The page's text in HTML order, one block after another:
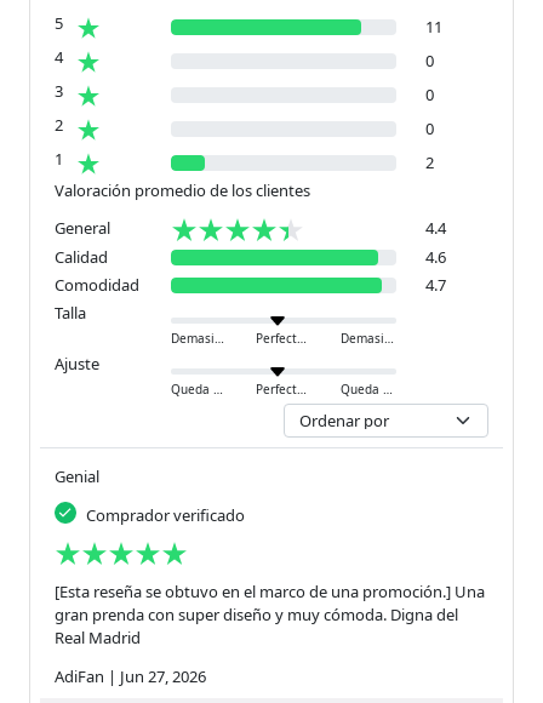
5
11
4
0
3
0
2
0
1
2
Valoración promedio de los clientes
General
4.4
Calidad
4.6
Comodidad
4.7
Talla
Demasiado pequeño Perfecto Demasiado grande
Ajuste
Queda ajustado Perfecto Queda holgado
Genial
Comprador verificado
[Esta reseña se obtuvo en el marco de una promoción.] Una
gran prenda con super diseño y muy cómoda. Digna del
Real Madrid
AdiFan | Jun 27, 2026